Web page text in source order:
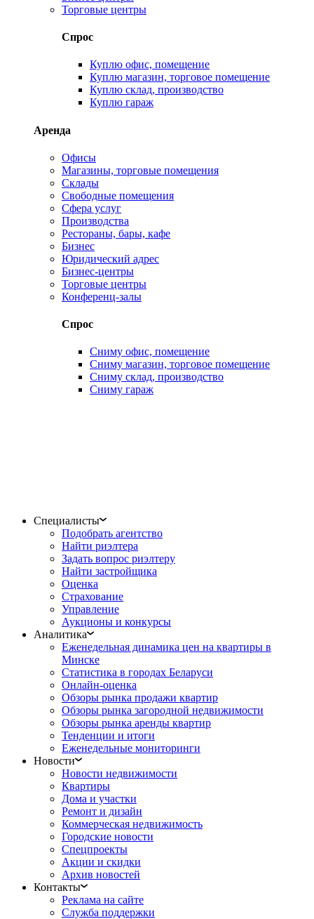
Торговые центры
Спрос
Куплю офис, помещение
Куплю магазин, торговое помещение
Куплю склад, производство
Куплю гараж
Аренда
Офисы
Магазины, торговые помещения
Склады
Свободные помещения
Сфера услуг
Производства
Рестораны, бары, кафе
Бизнес
Юридический адрес
Бизнес-центры
Торговые центры
Конференц-залы
Спрос
Сниму офис, помещение
Сниму магазин, торговое помещение
Сниму склад, производство
Сниму гараж
Специалисты
Подобрать агентство
Найти риэлтера
Задать вопрос риэлтеру
Найти застройщика
Оценка
Страхование
Управление
Аукционы и конкурсы
Аналитика
Еженедельная динамика цен на квартиры в
Минске
Статистика в городах Беларуси
Онлайн-оценка
Обзоры рынка продажи квартир
Обзоры рынка загородной недвижимости
Обзоры рынка аренды квартир
Тенденции и итоги
Еженедельные мониторинги
Новости
Новости недвижимости
Квартиры
Дома и участки
Ремонт и дизайн
Коммерческая недвижимость
Городские новости
Спецпроекты
Акции и скидки
Архив новостей
Контакты
Реклама на сайте
Служба поддержки